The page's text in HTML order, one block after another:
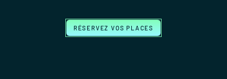
RÉSERVEZ VOS PLACES